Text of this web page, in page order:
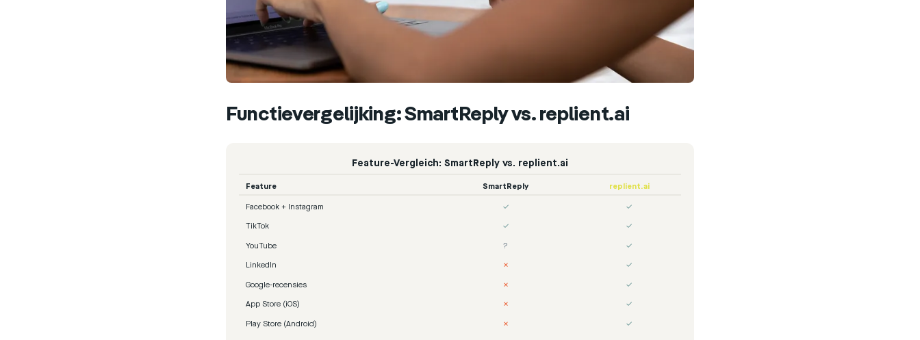
Functievergelijking: SmartReply vs. replient.ai
Feature-Vergleich: SmartReply vs. replient.ai
Feature SmartReply replient.ai
Facebook + Instagram ✓ ✓
TikTok ✓ ✓
YouTube ? ✓
LinkedIn ✗ ✓
Google-recensies ✗ ✓
App Store (iOS) ✗ ✓
Play Store (Android) ✗ ✓